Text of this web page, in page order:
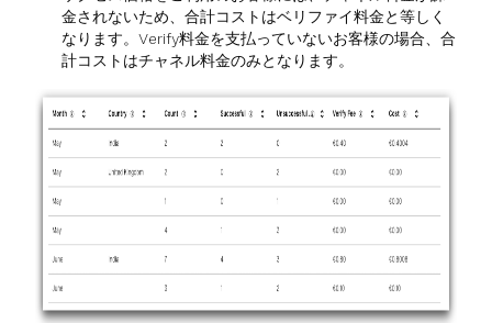
金されないため、合計コストはベリファイ料金と等しく
なります。Verify料金を支払っていないお客様の場合、合
計コストはチャネル料金のみとなります。